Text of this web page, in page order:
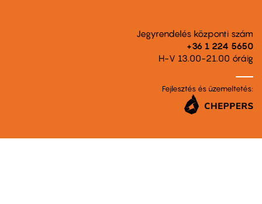
Jegyrendelés központi szám
+36 1 224 5650
H-V 13.00-21.00 óráig
Fejlesztés és üzemeltetés: